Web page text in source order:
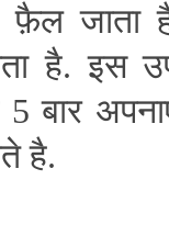
फ़ैल जाता
है. इस
बार अपनाएँ
है.